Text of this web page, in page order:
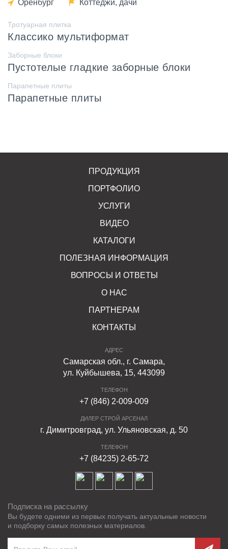
Оренбург Коттеджи, дачи
Тротуарная плитка
Классико мультиформат
Заборные блоки
Пустотелые гладкие заборные блоки
Парапетные плиты
Парапетные плиты
ПРОДУКЦИЯ
ПОРТФОЛИО
УСЛУГИ
ВИДЕО
КАТАЛОГИ
ПОЛЕЗНАЯ ИНФОРМАЦИЯ
ВОПРОСЫ И ОТВЕТЫ
О НАС
ПАРТНЕРАМ
КОНТАКТЫ
АДРЕС
Самарская обл., г. Самара,
ул. Куйбышева, 15, 443099
ТЕЛЕФОН
+7 (846) 2-009-009
ДИЛЕР СТРОЙ АРСЕНАЛ
г. Димитровград, ул. Ульяновская, д. 50
ТЕЛЕФОН
+7 (84235) 2-65-72
Подписка на рассылку
Вы будете одними из первых получать актуальные новости
и подборку самых полезных материалов.